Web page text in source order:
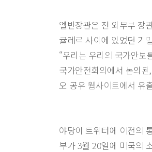
엘반장관은 전 외무부 장
귤레르 사이에 있었던 기
“우리는 우리의 국가안보
국가안전회의에서 논의
오 공유 웹사이트에서 유
야당이 트위터에 이전의
부가 3월 20일에 미국의